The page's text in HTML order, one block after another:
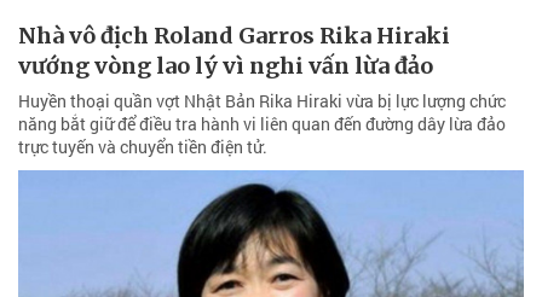
Nhà vô địch Roland Garros Rika Hiraki
vướng vòng lao lý vì nghi vấn lừa đảo
Huyền thoại quần vợt Nhật Bản Rika Hiraki vừa bị lực lượng chức
năng bắt giữ để điều tra hành vi liên quan đến đường dây lừa đảo
trực tuyến và chuyển tiền điện tử.